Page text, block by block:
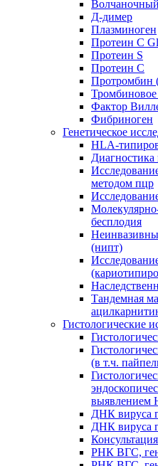
Д-димер
Плазминоген
Протеин C
Протеин S
Протеин С
Протромбин
Фактор
Фибриноген
Генетическое
HLA-
Диагностика
методом пцр
бесплодия
(нипт)
Тандемная
Гистологические
(в т.ч.
выявлением
ДНК вируса
ДНК вируса
РНК ВГC,